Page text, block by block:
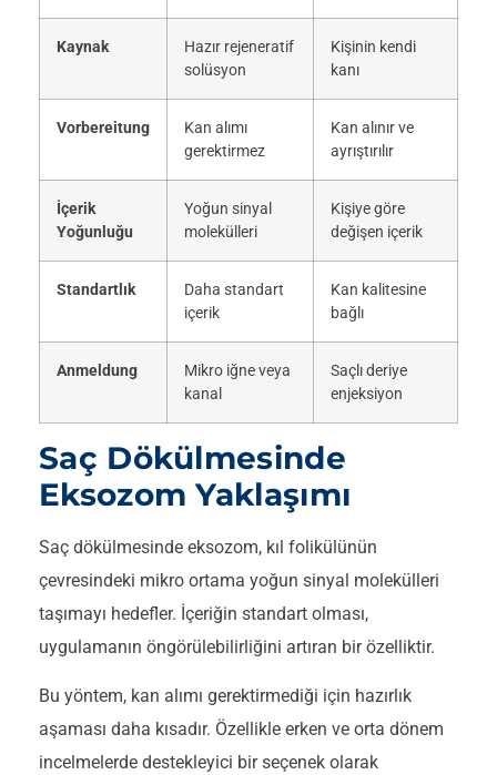
Kaynak
Hazır rejeneratif
solüsyon
Kişinin kendi
kanı
Vorbereitung
Kan alımı
gerektirmez
Kan alınır ve
ayrıştırılır
İçerik
Yoğunluğu
Yoğun sinyal
molekülleri
Kişiye göre
değişen içerik
Standartlık
Daha standart
içerik
Kan kalitesine
bağlı
Anmeldung
Mikro iğne veya
kanal
Saçlı deriye
enjeksiyon
Saç Dökülmesinde
Eksozom Yaklaşımı
Saç dökülmesinde eksozom, kıl folikülünün
çevresindeki mikro ortama yoğun sinyal molekülleri
taşımayı hedefler. İçeriğin standart olması,
uygulamanın öngörülebilirliğini artıran bir özelliktir.
Bu yöntem, kan alımı gerektirmediği için hazırlık
aşaması daha kısadır. Özellikle erken ve orta dönem
incelmelerde destekleyici bir seçenek olarak